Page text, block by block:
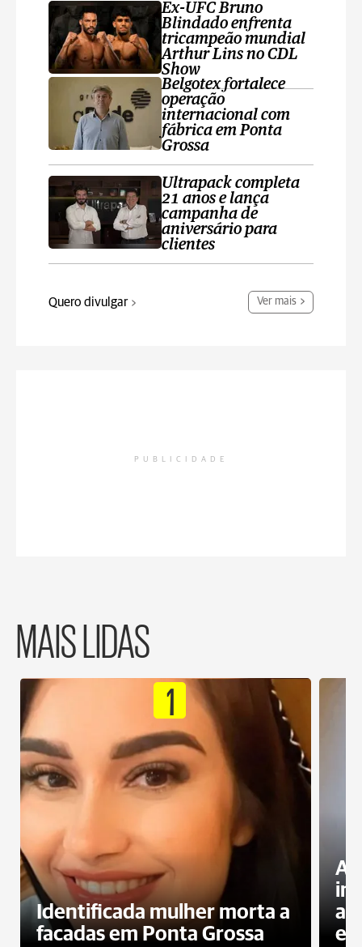
Ex-UFC Bruno
Blindado enfrenta
tricampeão mundial
Arthur Lins no CDL
Show
Belgotex fortalece
operação
internacional com
fábrica em Ponta
Grossa
Ultrapack completa
21 anos e lança
campanha de
aniversário para
clientes
Quero divulgar Ver mais
PUBLICIDADE
MAIS LIDAS
1
Identificada mulher morta a
facadas em Ponta Grossa